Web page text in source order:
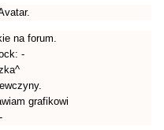
na forum.
: -
grafikowi